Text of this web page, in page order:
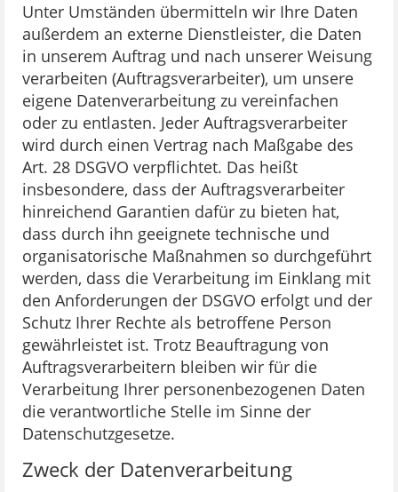
Unter Umständen übermitteln wir Ihre Daten
außerdem an externe Dienstleister, die Daten
in unserem Auftrag und nach unserer Weisung
verarbeiten (Auftragsverarbeiter), um unsere
eigene Datenverarbeitung zu vereinfachen
oder zu entlasten. Jeder Auftragsverarbeiter
wird durch einen Vertrag nach Maßgabe des
Art. 28 DSGVO verpflichtet. Das heißt
insbesondere, dass der Auftragsverarbeiter
hinreichend Garantien dafür zu bieten hat,
dass durch ihn geeignete technische und
organisatorische Maßnahmen so durchgeführt
werden, dass die Verarbeitung im Einklang mit
den Anforderungen der DSGVO erfolgt und der
Schutz Ihrer Rechte als betroffene Person
gewährleistet ist. Trotz Beauftragung von
Auftragsverarbeitern bleiben wir für die
Verarbeitung Ihrer personenbezogenen Daten
die verantwortliche Stelle im Sinne der
Datenschutzgesetze.
Zweck der Datenverarbeitung